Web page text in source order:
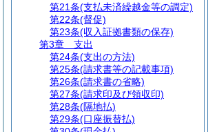
第21条(支払未済繰越金等の調定)
第22条(督促)
第23条(収入証拠書類の保存)
第3章
支出
第24条(支出の方法)
第25条(請求書等の記載事項)
第26条(請求書の省略)
第27条(請求印及び領収印)
第28条(隔地払)
第29条(口座振替払)